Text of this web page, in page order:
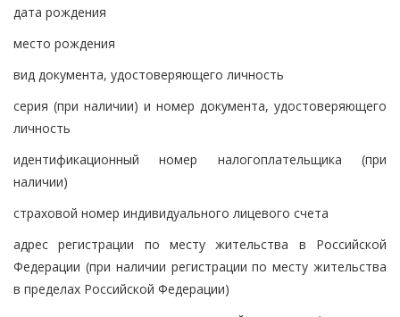
дата рождения
место рождения
вид документа, удостоверяющего личность
серия (при наличии) и номер документа, удостоверяющего
личность
идентификационный номер налогоплательщика (при
наличии)
страховой номер индивидуального лицевого счета
адрес регистрации по месту жительства в Российской
Федерации (при наличии регистрации по месту жительства
в пределах Российской Федерации)